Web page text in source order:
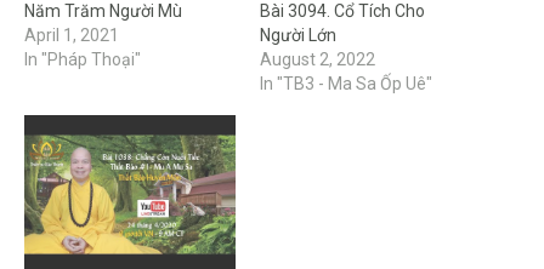
Năm Trăm Người Mù
April 1, 2021
In "Pháp Thoại"
Bài 3094. Cổ Tích Cho
Người Lớn
August 2, 2022
In "TB3 - Ma Sa Ốp Uê"